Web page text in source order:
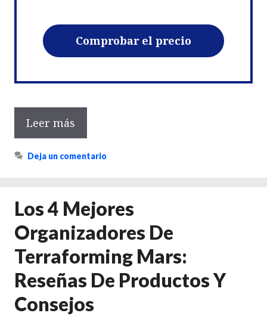
Comprobar el precio
Leer más
Deja un comentario
Los 4 Mejores
Organizadores De
Terraforming Mars:
Reseñas De Productos Y
Consejos